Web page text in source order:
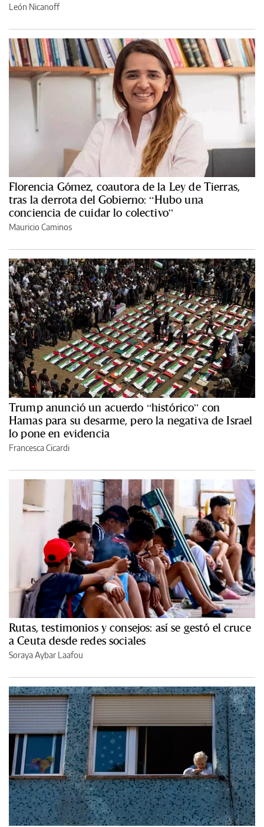
León Nicanoff
Florencia Gómez, coautora de la Ley de Tierras,
tras la derrota del Gobierno: “Hubo una
conciencia de cuidar lo colectivo”
Mauricio Caminos
Trump anunció un acuerdo “histórico” con
Hamas para su desarme, pero la negativa de Israel
lo pone en evidencia
Francesca Cicardi
Rutas, testimonios y consejos: así se gestó el cruce
a Ceuta desde redes sociales
Soraya Aybar Laafou